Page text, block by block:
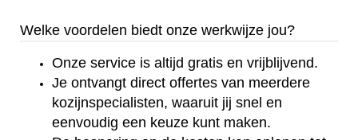
Welke voordelen biedt onze werkwijze jou?
Onze service is altijd gratis en vrijblijvend.
Je ontvangt direct offertes van meerdere
kozijnspecialisten, waaruit jij snel en
eenvoudig een keuze kunt maken.